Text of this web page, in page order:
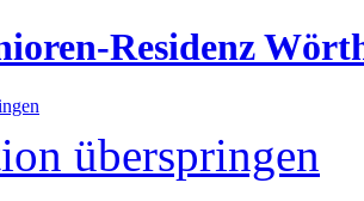
Residenz
überspringen